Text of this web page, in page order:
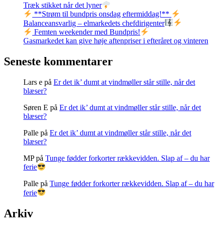
Træk stikket når det lyner
**Strøm til bundpris onsdag eftermiddag!**
Balanceansvarlig – elmarkedets chefdirigenter
Femten weekender med Bundpris!
Gasmarkedet kan give høje aftenpriser i efteråret og vinteren
Seneste kommentarer
Lars e på Er det ik’ dumt at vindmøller står stille, når det
blæser?
Søren E på Er det ik’ dumt at vindmøller står stille, når det
blæser?
Palle på Er det ik’ dumt at vindmøller står stille, når det
blæser?
MPpå Tunge fødder forkorter rækkevidden. Slap af – du har
ferie
Palle på Tunge fødder forkorter rækkevidden. Slap af – du har
ferie
Arkiv